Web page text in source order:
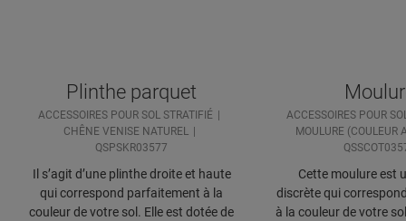
Plinthe parquet
ACCESSOIRES POUR SOL STRATIFIÉ
CHÊNE VENISE NATUREL
QSPSKR03577
Il s’agit d’une plinthe droite et haute
qui correspond parfaitement à la
couleur de votre sol. Elle est dotée de
ACCESSOIRES POUR
MOULURE (COULEUR
Cette moulure est
discrète qui
à la couleur de votre